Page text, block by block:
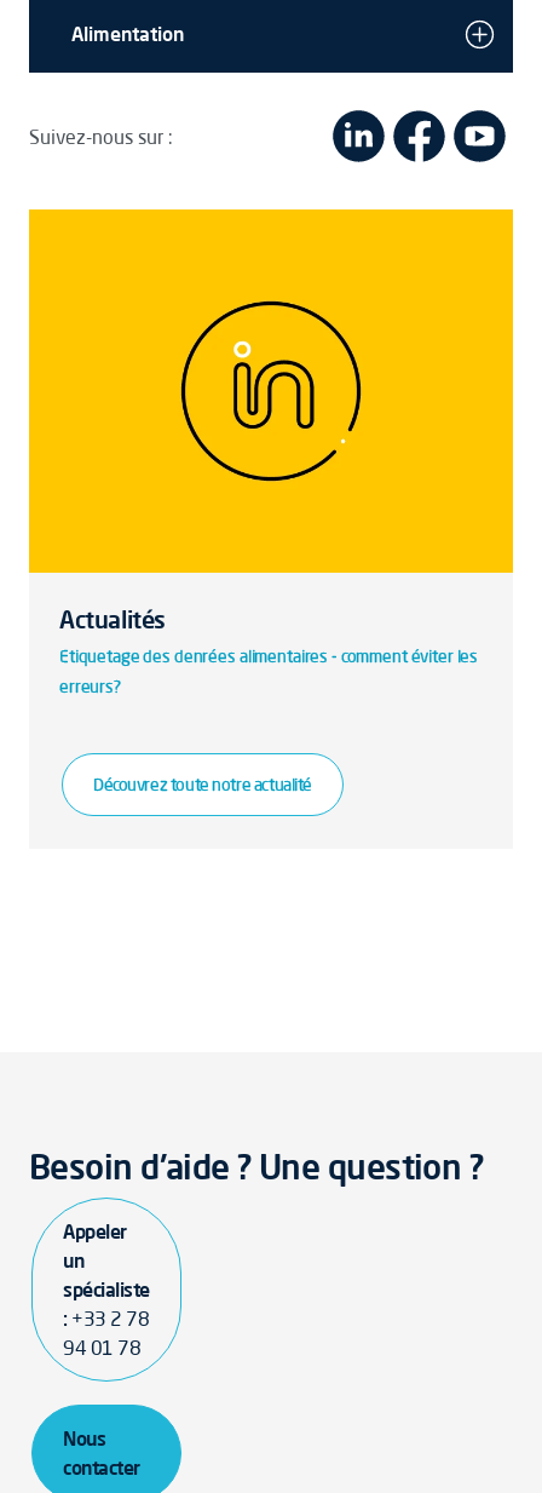
Alimentation
Suivez-nous sur :
Actualités
Etiquetage des denrées alimentaires - comment éviter les
erreurs?
Découvrez toute notre actualité
Besoin d'aide ? Une question ?
Appeler
un
spécialiste
: +33 2 78
94 01 78
Nous
contacter